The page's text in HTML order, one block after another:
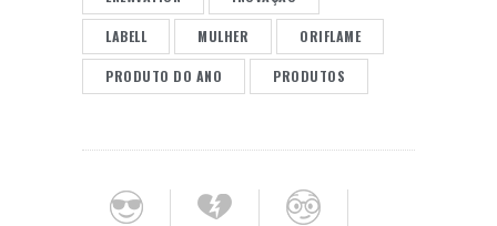
LABELL MULHER ORIFLAME
PRODUTO DO ANO PRODUTOS